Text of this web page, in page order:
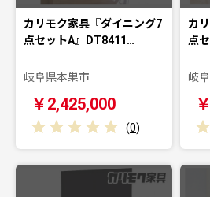
カリモク家具『ダイニング7
点セットA』DT8411…
岐阜県本巣市
￥2,425,000
(0)
カ
点
岐